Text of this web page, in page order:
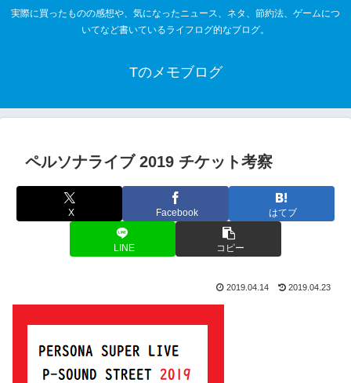
実際に買ったものの感想や、気になったニュース、ネタ、節約法、ゲームにつ
いてなど書いているライフログ的なブログ。
Tのメモブログ
ペルソナライブ 2019 チケット考察
X Facebook はてブ
LINE コピー
2019.04.14 2019.04.23